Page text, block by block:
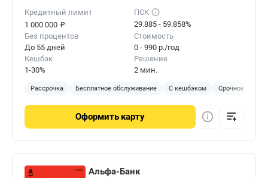
Кредитный лимит
1 000 000 ₽
ПСК
29.885 - 59.858%
Без процентов
До 55 дней
Стоимость
0 - 990 р./год
Кешбэк
1-30%
Решение
2 мин.
Рассрочка Бесплатное обслуживание С кешбэком Срочное
Оформить карту
Альфа-Банк